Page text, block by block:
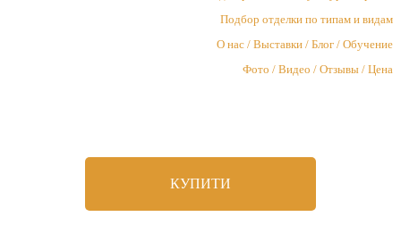
Подбор отделки по типам и видам
О нас / Выставки / Блог / Обучение
Фото / Видео / Отзывы / Цена
КУПИТИ